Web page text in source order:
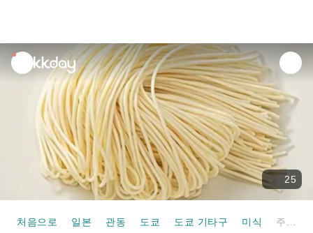
unread
notifications
25
처음으로 일본 관동 도쿄 도쿄 기타구 미식